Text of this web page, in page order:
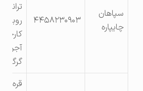
سپاهان
چایپاره
۴۴۵۸۲۳۰۹۰۳
ترانزیتی
روبروی
کارخانه ی
آجرسفال
گرگین
قره ضیالدین